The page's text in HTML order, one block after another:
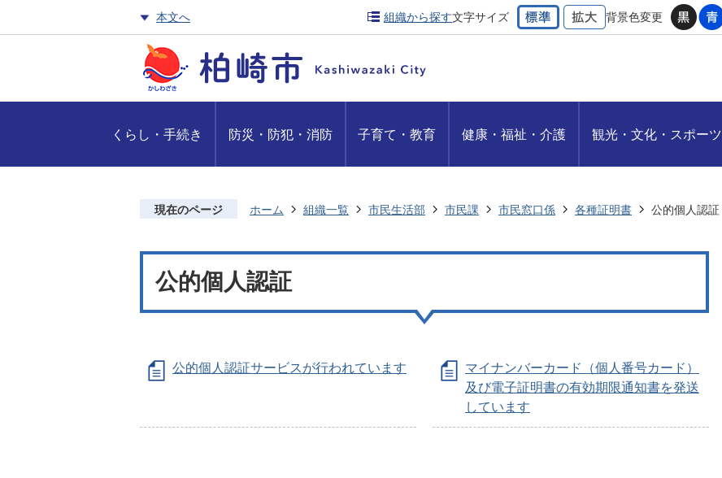
本文へ 組織から探す文字サイズ 背景色変更
くらし・手続き 防災・防犯・消防 子育て・教育 健康・福祉・介護 観光・文化・スポーツ
現在のページ ホーム 組織一覧 市民生活部 市民課 市民窓口係 各種証明書 公的個人認証
公的個人認証
公的個人認証サービスが行われています
マイナンバーカード（個人番号カード）
及び電子証明書の有効期限通知書を発送
しています